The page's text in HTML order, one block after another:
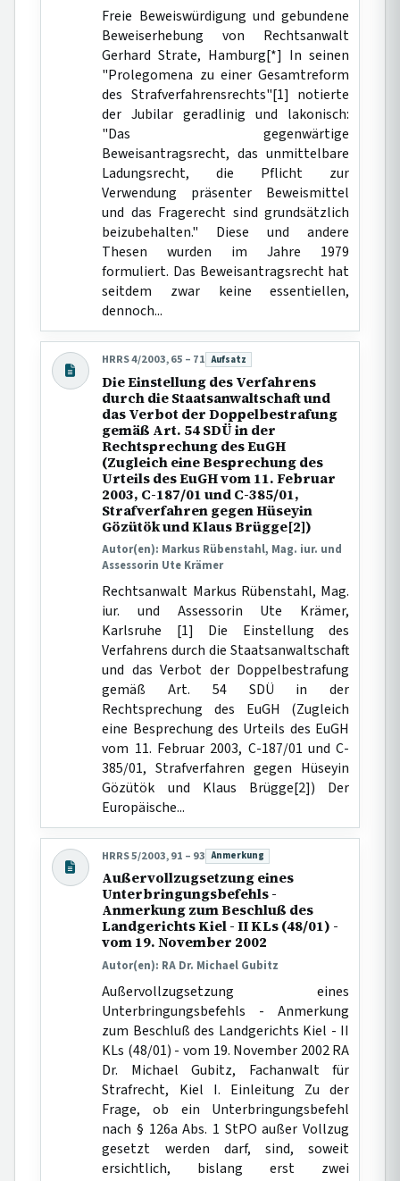
Freie Beweiswürdigung und gebundene
Beweiserhebung von Rechtsanwalt
Gerhard Strate, Hamburg[*] In seinen
"Prolegomena zu einer Gesamtreform
des Strafverfahrensrechts"[1] notierte
der Jubilar geradlinig und lakonisch:
"Das gegenwärtige
Beweisantragsrecht, das unmittelbare
Ladungsrecht, die Pflicht zur
Verwendung präsenter Beweismittel
und das Fragerecht sind grundsätzlich
beizubehalten." Diese und andere
Thesen wurden im Jahre 1979
formuliert. Das Beweisantragsrecht hat
seitdem zwar keine essentiellen,
dennoch...
HRRS 4/2003, 65 – 71 Beitragsart:
Aufsatz
Die Einstellung des Verfahrens
durch die Staatsanwaltschaft und
das Verbot der Doppelbestrafung
gemäß Art. 54 SDÜ in der
Rechtsprechung des EuGH
(Zugleich eine Besprechung des
Urteils des EuGH vom 11. Februar
2003, C-187/01 und C-385/01,
Strafverfahren gegen Hüseyin
Gözütök und Klaus Brügge[2])
Autor(en): Markus Rübenstahl, Mag. iur. und
Assessorin Ute Krämer
Rechtsanwalt Markus Rübenstahl, Mag.
iur. und Assessorin Ute Krämer,
Karlsruhe [1] Die Einstellung des
Verfahrens durch die Staatsanwaltschaft
und das Verbot der Doppelbestrafung
gemäß Art. 54 SDÜ in der
Rechtsprechung des EuGH (Zugleich
eine Besprechung des Urteils des EuGH
vom 11. Februar 2003, C-187/01 und C-
385/01, Strafverfahren gegen Hüseyin
Gözütök und Klaus Brügge[2]) Der
Europäische...
HRRS 5/2003, 91 – 93 Beitragsart:
Anmerkung
Außervollzugsetzung eines
Unterbringungsbefehls -
Anmerkung zum Beschluß des
Landgerichts Kiel - II KLs (48/01) -
vom 19. November 2002
Autor(en): RA Dr. Michael Gubitz
Außervollzugsetzung eines
Unterbringungsbefehls - Anmerkung
zum Beschluß des Landgerichts Kiel - II
KLs (48/01) - vom 19. November 2002 RA
Dr. Michael Gubitz, Fachanwalt für
Strafrecht, Kiel I. Einleitung Zu der
Frage, ob ein Unterbringungsbefehl
nach § 126a Abs. 1 StPO außer Vollzug
gesetzt werden darf, sind, soweit
ersichtlich, bislang erst zwei